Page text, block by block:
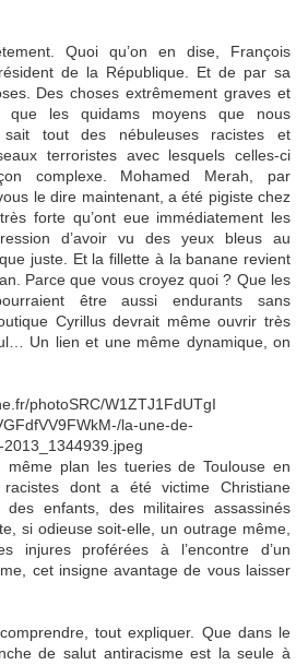
Quoi qu’on en dise, François
de la République. Et de par sa
Des choses extrêmement graves et
que les quidams moyens que nous
tout des nébuleuses racistes et
terroristes avec lesquels celles-ci
complexe. Mohamed Merah, par
le dire maintenant, a été pigiste chez
forte qu’ont eue immédiatement les
d’avoir vu des yeux bleus au
juste. Et la fillette à la banane revient
Parce que vous croyez quoi ? Que les
être aussi endurants sans
Cyrillus devrait même ouvrir très
Un lien et une même dynamique, on
plan les tueries de Toulouse en
dont a été victime Christiane
enfants, des militaires assassinés
si odieuse soit-elle, un outrage même,
injures proférées à l’encontre d’un
cet insigne avantage de vous laisser
tout expliquer. Que dans le
de salut antiracisme est la seule à